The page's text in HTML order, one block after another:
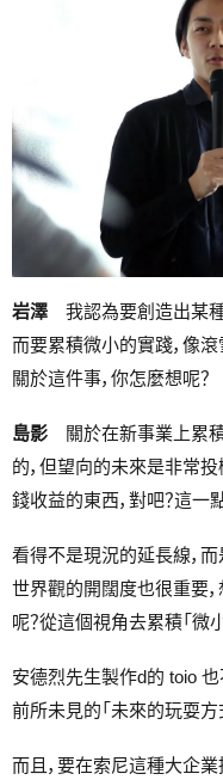
岩澤 我認為要創造出某種
而要累積微小的實踐，像滾
關於這件事，你怎麼想呢？
島影 關於在新事業上累
的，但望向的未來是非常
錢收益的東西，對吧？這一
看得不是現況的延長線，
世界觀的開闊度也很重要
呢？從這個視角去累積「微
安德烈先生製作d的 toio
前所未見的「未來的玩耍方
而且，要在索尼這種大企